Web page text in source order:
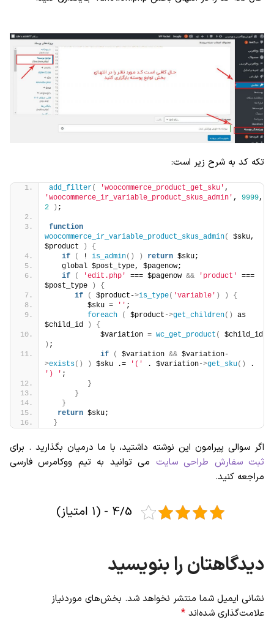
تکه کد به شرح زیر است:
add_filter( 'woocommerce_product_get_sku'
'woocommerce_ir_variable_product_skus_admin' , 9999
2
) ;
function
woocommerce_ir_variable_product_skus_admin(
$sku,
$product
)
{
if
( ! is_admin() ) return $sku;
   global $post_type, $pagenow;
if
( 'edit.php' === $pagenow && 'product'
===
$post_type
)
{
if
( $product->is_type( 'variable' ) )
{
         $sku =
'' ;
foreach
( $product->get_children()
as
$child_id
)
{
            $variation =
wc_get_product (
) ;
if
( $variation && $variation-
>exists() ) $sku .= '(' . $variation->get_sku()
') ' ;
}
}
}
return $sku;
}
اگر سوالی پیرامون این نوشته داشتید، با ما درمیان بگذارید . برای
ثبت سفارش طراحی سایت می توانید به تیم ووکامرس فارسی
مراجعه کنید.
4/5 - (1 امتیاز)
دیدگاهتان را بنویسید
نشانی ایمیل شما منتشر نخواهد شد. بخش‌های موردنیاز
علامت‌گذاری شده‌اند *